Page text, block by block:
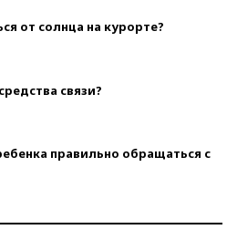
от солнца на курорте?
связи?
правильно обращаться с